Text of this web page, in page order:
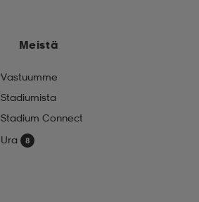
Meistä
Vastuumme
Stadiumista
Stadium Connect
Ura